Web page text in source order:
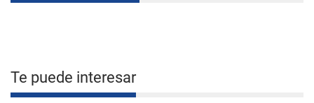
Te puede interesar